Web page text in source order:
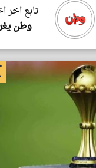
تابع اخر
وطن